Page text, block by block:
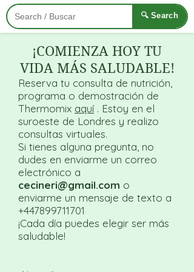
🔍 Search
¡COMIENZA HOY TU
VIDA MÁS SALUDABLE!
Reserva tu consulta de nutrición,
programa o demostración de
Thermomix aquí . Estoy en el
suroeste de Londres y realizo
consultas virtuales.
Si tienes alguna pregunta, no
dudes en enviarme un correo
electrónico a
cecineri@gmail.com o
enviarme un mensaje de texto a
+447899711701
¡Cada día puedes elegir ser más
saludable!